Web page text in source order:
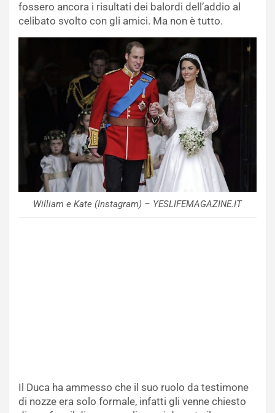
fossero ancora i risultati dei balordi dell’addio al
celibato svolto con gli amici. Ma non è tutto.
William e Kate (Instagram) – YESLIFEMAGAZINE.IT
Il Duca ha ammesso che il suo ruolo da testimone
di nozze era solo formale, infatti gli venne chiesto